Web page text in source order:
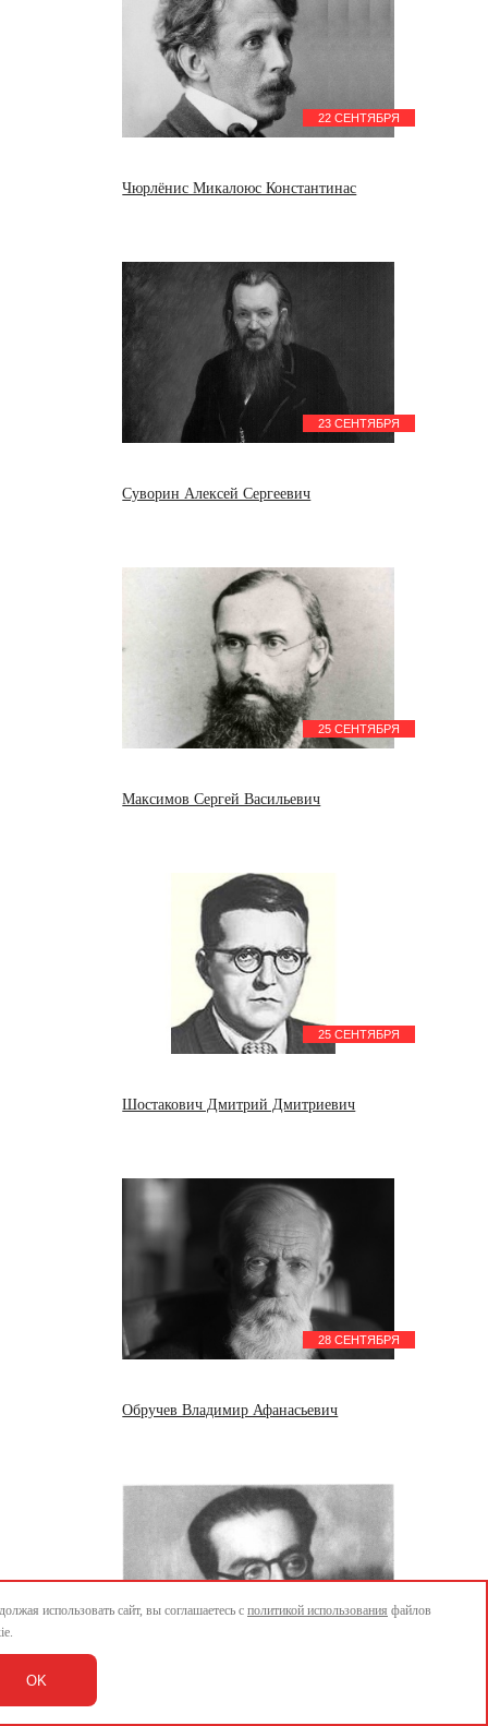
22 СЕНТЯБРЯ
Чюрлёнис Микалоюс Константинас
23 СЕНТЯБРЯ
Суворин Алексей Сергеевич
25 СЕНТЯБРЯ
Максимов Сергей Васильевич
25 СЕНТЯБРЯ
Шостакович Дмитрий Дмитриевич
28 СЕНТЯБРЯ
Обручев Владимир Афанасьевич
использовать сайт, вы соглашаетесь с политикой использования файлов
OK